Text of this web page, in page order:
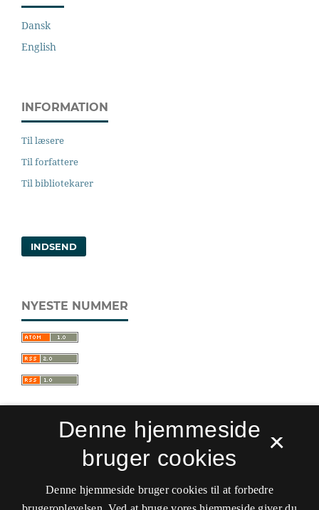
Dansk
English
INFORMATION
Til læsere
Til forfattere
Til bibliotekarer
INDSEND
NYESTE NUMMER
Sprogforum. Tidsskrift for sprog- og
kulturpædagogik
ISSN 0909-9328 (Trykt)
ISSN 1399-8617 (Online)
×
Denne hjemmeside
bruger cookies
Denne hjemmeside bruger cookies til at forbedre